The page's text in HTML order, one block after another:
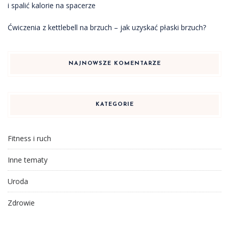
i spalić kalorie na spacerze
Ćwiczenia z kettlebell na brzuch – jak uzyskać płaski brzuch?
NAJNOWSZE KOMENTARZE
KATEGORIE
Fitness i ruch
Inne tematy
Uroda
Zdrowie